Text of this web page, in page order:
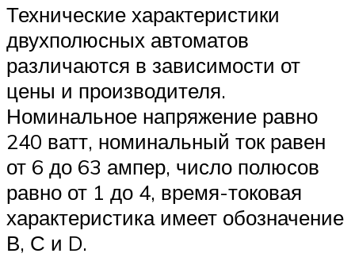
Технические характеристики
двухполюсных автоматов
различаются в зависимости от
цены и производителя.
Номинальное напряжение равно
240 ватт, номинальный ток равен
от 6 до 63 ампер, число полюсов
равно от 1 до 4, время-токовая
характеристика имеет обозначение
В, С и D.